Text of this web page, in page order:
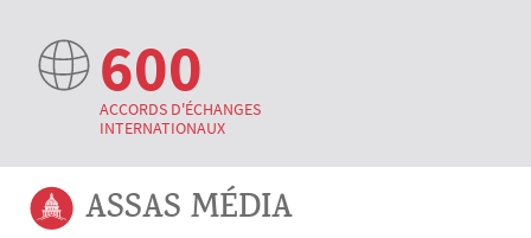
600
ACCORDS D'ÉCHANGES
INTERNATIONAUX
ASSAS MÉDIA